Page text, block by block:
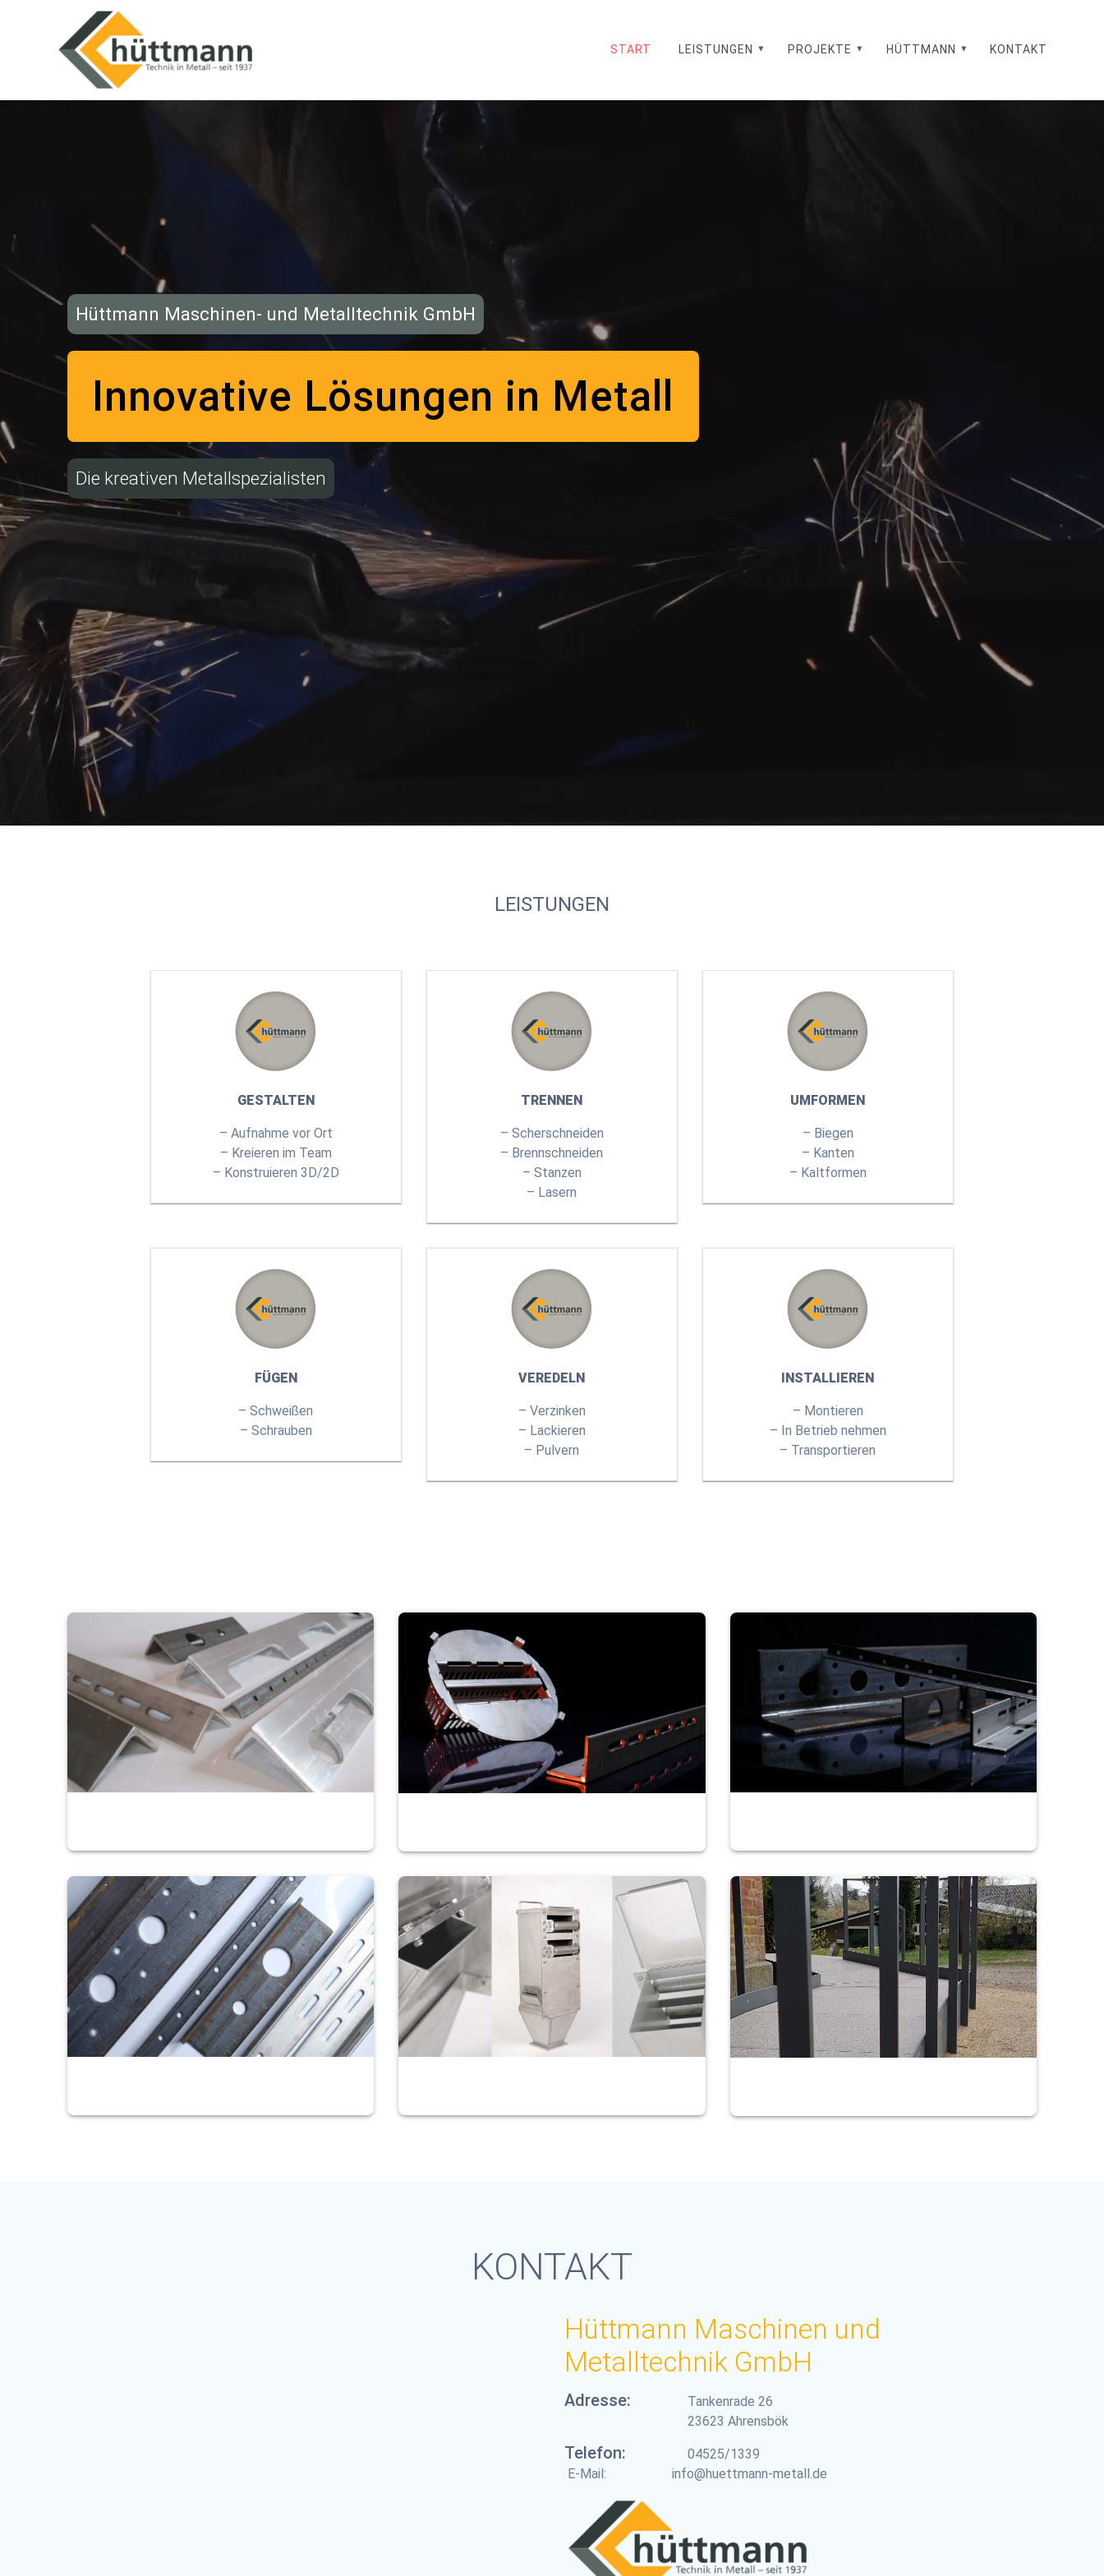
START LEISTUNGEN PROJEKTE HÜTTMANN KONTAKT
Hüttmann Maschinen- und Metalltechnik GmbH
Innovative Lösungen in Metall
Die kreativen Metallspezialisten
LEISTUNGEN
GESTALTEN
– Aufnahme vor Ort
– Kreieren im Team
– Konstruieren 3D/2D
TRENNEN
– Scherschneiden
– Brennschneiden
– Stanzen
– Lasern
UMFORMEN
– Biegen
– Kanten
– Kaltformen
FÜGEN
– Schweißen
– Schrauben
VEREDELN
– Verzinken
– Lackieren
– Pulvern
INSTALLIEREN
– Montieren
– In Betrieb nehmen
– Transportieren
KONTAKT
Hüttmann Maschinen und
Metalltechnik GmbH
Adresse:
Tankenrade 26
23623 Ahrensbök
Telefon:
04525/1339
E-Mail: info@huettmann-metall.de